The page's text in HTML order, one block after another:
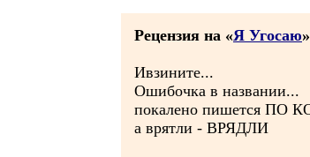
Рецензия на «Я Угосаю
Ивзините...
Ошибочка в названии...
покалено пишется ПО
а врятли - ВРЯДЛИ